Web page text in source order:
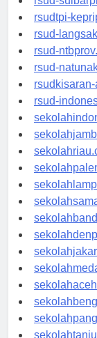
rsud-
rsudtpi-
rsud-
rsud-
rsud-
rsudkisaran-
rsud-